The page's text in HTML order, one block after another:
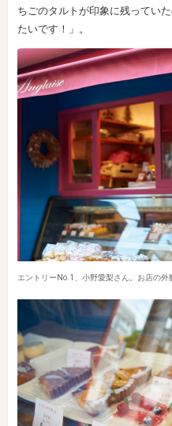
ちごのタルトが印象に残ってい
たいです！」。
エントリーNo.1、小野愛梨さん。お店の外